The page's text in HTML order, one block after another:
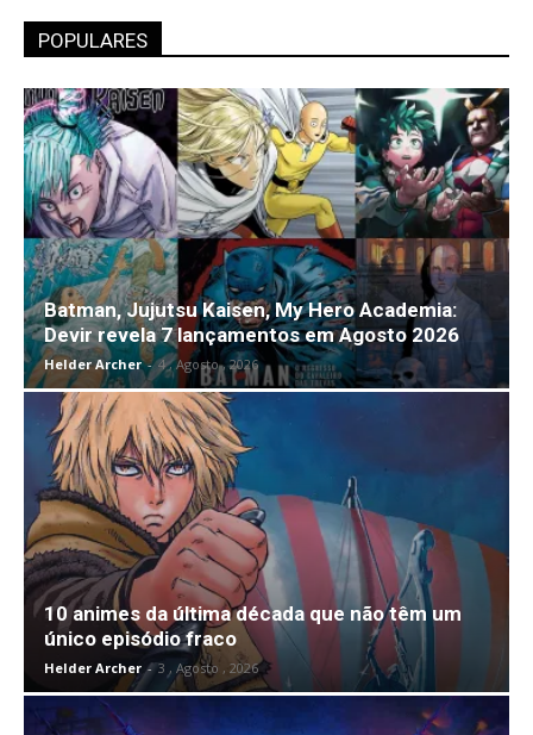
POPULARES
Batman, Jujutsu Kaisen, My Hero Academia:
Devir revela 7 lançamentos em Agosto 2026
Helder Archer - 4 , Agosto , 2026
10 animes da última década que não têm um
único episódio fraco
Helder Archer - 3 , Agosto , 2026